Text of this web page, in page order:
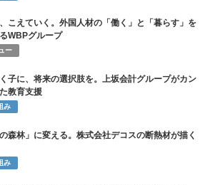
こえていく。外国人材の「働く」と「暮らす」を
WBPグループ
ー
子に、将来の選択肢を。上坂会計グループがカン
教育支援
み
森林」に変える。株式会社デコスの断熱材が描く
み